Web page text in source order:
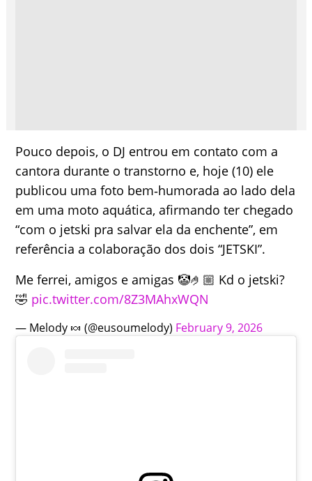
Pouco depois, o DJ entrou em contato com a
cantora durante o transtorno e, hoje (10) ele
publicou uma foto bem‑humorada ao lado dela
em uma moto aquática, afirmando ter chegado
“com o jetski pra salvar ela da enchente”, em
referência a colaboração dos dois “JETSKI”.
Me ferrei, amigos e amigas 🤡🤌🏼 Kd o jetski?
🤣 pic.twitter.com/8Z3MAhxWQN
— Melody 🍬 (@eusoumelody) February 9, 2026